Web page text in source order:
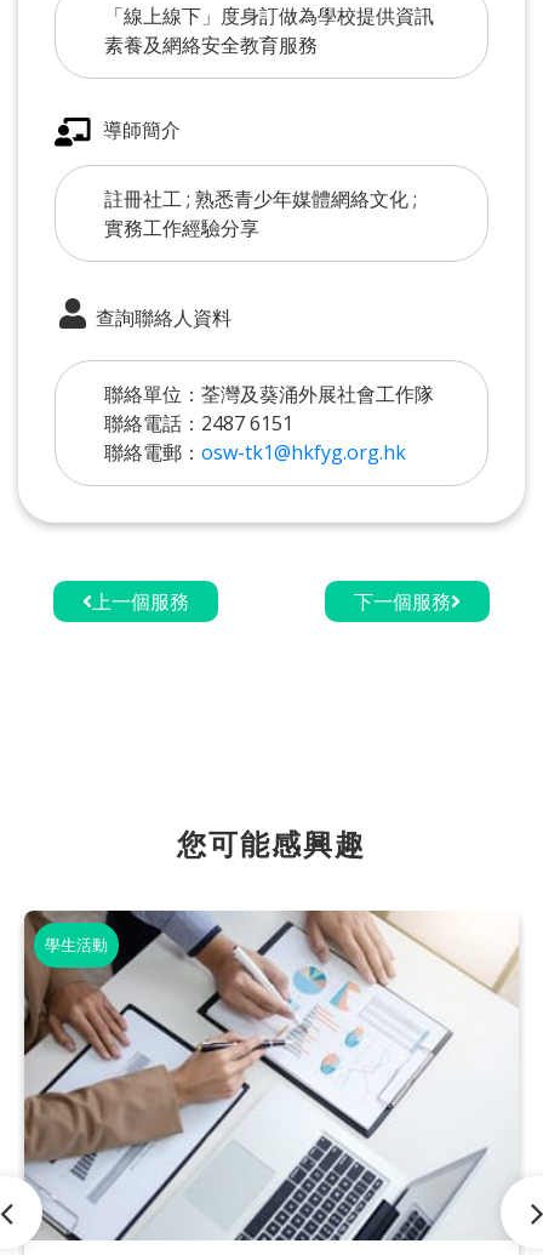
「線上線下」度身訂做為學校提供資訊
素養及網絡安全教育服務
導師簡介
註冊社工 ; 熟悉青少年媒體網絡文化 ;
實務工作經驗分享
查詢聯絡人資料
聯絡單位：荃灣及葵涌外展社會工作隊
聯絡電話：2487 6151
聯絡電郵： osw-tk1@hkfyg.org.hk
上一個服務 下一個服務
您可能感興趣
學生活動